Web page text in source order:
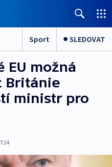
Sport SLEDOVAT
EU možná
Británie
ministr pro